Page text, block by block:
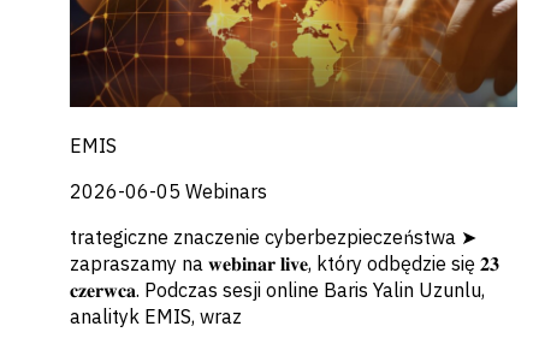
EMIS
2026-06-05 Webinars
trategiczne znaczenie cyberbezpieczeństwa ➤
zapraszamy na 𝐰𝐞𝐛𝐢𝐧𝐚𝐫 𝐥𝐢𝐯𝐞, który odbędzie się 𝟐𝟑
𝐜𝐳𝐞𝐫𝐰𝐜𝐚. Podczas sesji online Baris Yalin Uzunlu,
analityk EMIS, wraz